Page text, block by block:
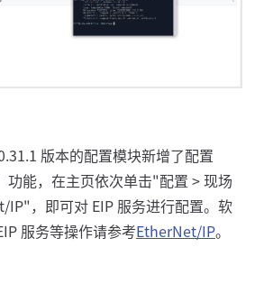
版本的配置模块新增了配置
功能，在主页依次单击"配置 > 现场
IP"，即可对 EIP 服务进行配置。软
服务等操作请参考EtherNet/IP。